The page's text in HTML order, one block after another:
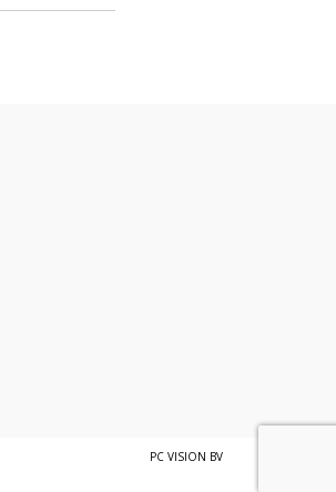
PC VISION BV